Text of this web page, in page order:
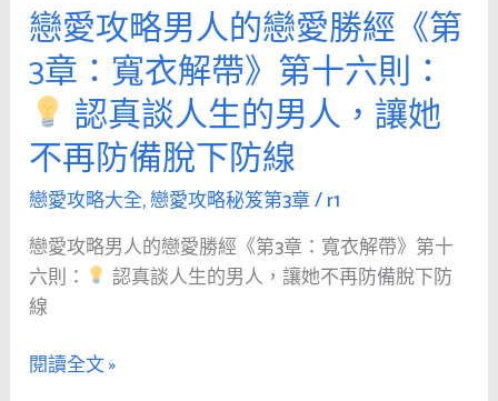
佔
要
塞》
第
二
十
則：
女
性
較
喜
歡
戀愛攻略男人的戀愛勝經《第
3章：寬衣解帶》第十六則：
認真談人生的男人，讓她
不再防備脫下防線
戀愛攻略大全,戀愛攻略秘笈第3章/r1
戀愛攻略男人的戀愛勝經《第3章：寬衣解帶》第十
六則：
認真談人生的男人，讓她不再防備脫下防
線
戀
愛
攻
略
男
人
的
戀
愛
勝
經
《第
3
閱讀全文 »